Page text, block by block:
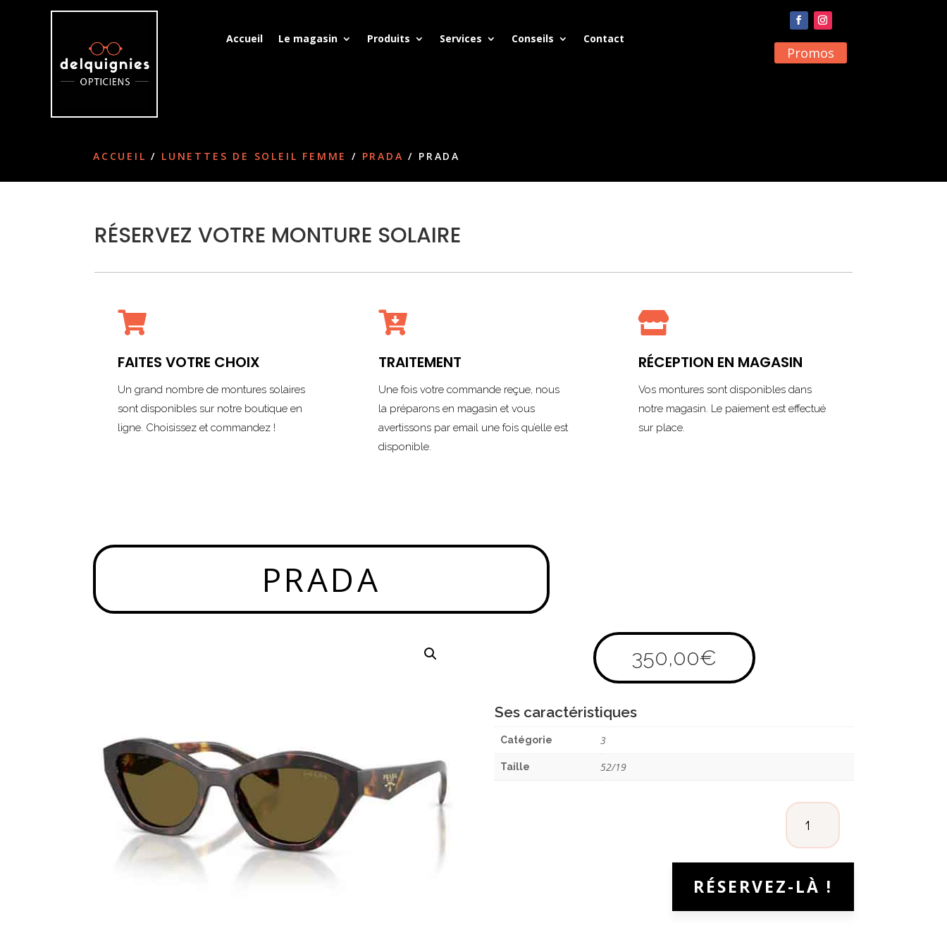
Accueil Le magasin Produits Services Conseils Contact
Promos
ACCUEIL / LUNETTES DE SOLEIL FEMME / PRADA / PRADA
RÉSERVEZ VOTRE MONTURE SOLAIRE

FAITES VOTRE CHOIX
Un grand nombre de montures solaires
sont disponibles sur notre boutique en
ligne. Choisissez et commandez !

TRAITEMENT
Une fois votre commande reçue, nous
la préparons en magasin et vous
avertissons par email une fois qu’elle est
disponible.

RÉCEPTION EN MAGASIN
Vos montures sont disponibles dans
notre magasin. Le paiement est effectué
sur place.
PRADA
350,00€
Ses caractéristiques
Catégorie 3
Taille 52/19
QUANTITÉ
PRADA
RÉSERVEZ-LÀ !